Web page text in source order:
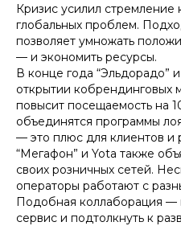
Кризис усилил
глобальных проблем.
позволяет умножать
— и экономить ресурсы.
В конце года “Эльдорадо”
открытии кобрендинговых
повысит посещаемость на
объединятся программы
— это плюс для клиентов и
“Мегафон” и Yota также
своих розничных сетей.
операторы работают с
Подобная коллаборация —
сервис и подтолкнуть к